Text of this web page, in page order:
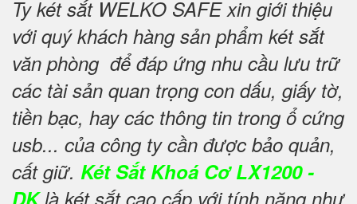
Ty két sắt WELKO SAFE xin giới thiệu
với quý khách hàng sản phẩm két sắt
văn phòng để đáp ứng nhu cầu lưu trữ
các tài sản quan trọng con dấu, giấy tờ,
tiền bạc, hay các thông tin trong ổ cứng
usb... của công ty cần được bảo quản,
cất giữ. Két Sắt Khoá Cơ LX1200 -
DKlà két sắt cao cấp với tính năng như